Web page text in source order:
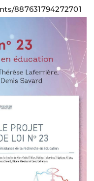
887631794272701